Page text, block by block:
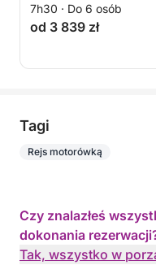
7h30 · Do 6 osób
od 3 839 zł
Tagi
Rejs motorówką
Czy znalazłeś
dokonania
Tak, wszystko w